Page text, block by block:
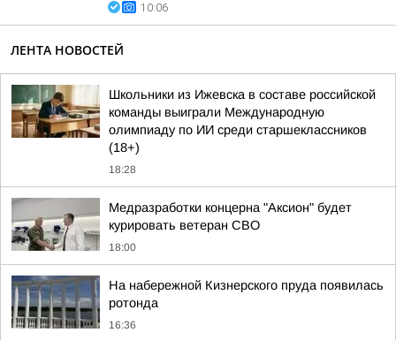
10:06
ЛЕНТА НОВОСТЕЙ
Школьники из Ижевска в составе российской
команды выиграли Международную
олимпиаду по ИИ среди старшеклассников
(18+)
18:28
Медразработки концерна "Аксион" будет
курировать ветеран СВО
18:00
На набережной Кизнерского пруда появилась
ротонда
16:36